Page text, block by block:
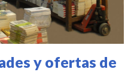
y ofertas de